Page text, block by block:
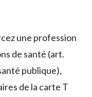
une profession
de santé (art.
publique),
de la carte T